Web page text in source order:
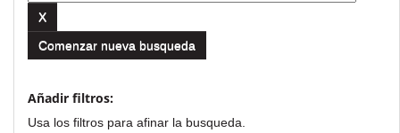
Comenzar nueva busqueda
Añadir filtros:
Usa los filtros para afinar la busqueda.